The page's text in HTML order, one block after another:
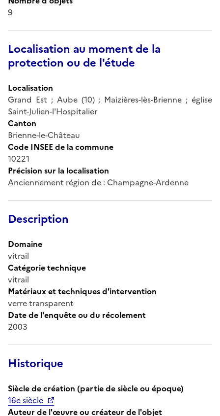
9
Localisation au moment de la
protection ou de l'étude
Localisation
Grand Est ; Aube (10) ; Maizières-lès-Brienne ; église
Saint-Julien-l'Hospitalier
Canton
Brienne-le-Château
Code INSEE de la commune
10221
Précision sur la localisation
Anciennement région de : Champagne-Ardenne
Description
Domaine
vitrail
Catégorie technique
vitrail
Matériaux et techniques d'intervention
verre transparent
Date de l'enquête ou du récolement
2003
Historique
Siècle de création (partie de siècle ou époque)
16e siècle
Auteur de l'œuvre ou créateur de l'objet